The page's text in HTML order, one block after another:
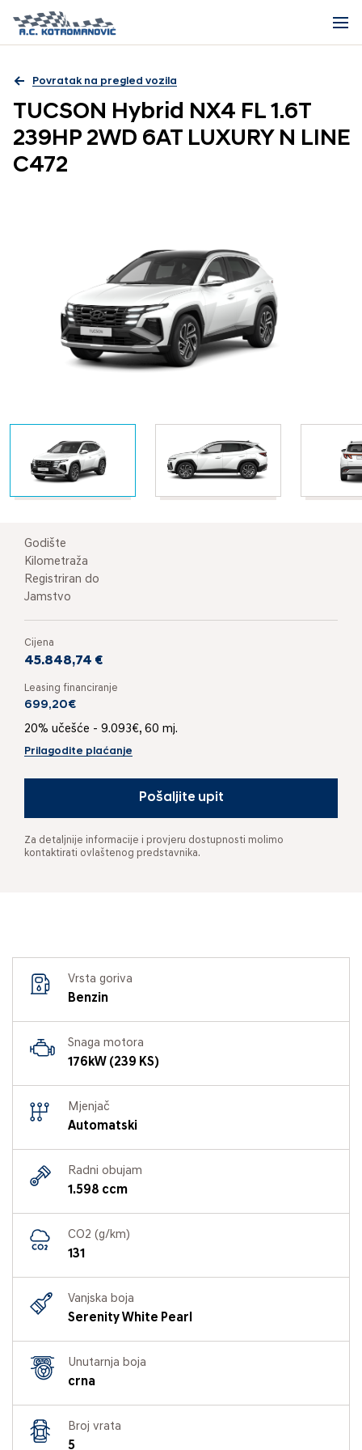
Povratak na pregled vozila
TUCSON Hybrid NX4 FL 1.6T
239HP 2WD 6AT LUXURY N LINE
C472
Godište
Kilometraža
Registriran do
Jamstvo
Cijena
45.848,74 €
Leasing financiranje
699,20€
20% učešće - 9.093€, 60 mj.
Prilagodite plaćanje
Pošaljite upit
Za detaljnije informacije i provjeru dostupnosti molimo
kontaktirati ovlaštenog predstavnika.
Vrsta goriva
Benzin
Snaga motora
176kW (239 KS)
Mjenjač
Automatski
Radni obujam
1.598 ccm
CO2 (g/km)
131
Vanjska boja
Serenity White Pearl
Unutarnja boja
crna
Broj vrata
5